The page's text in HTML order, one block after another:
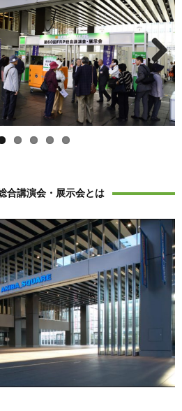
Next
合講演会・展示会とは